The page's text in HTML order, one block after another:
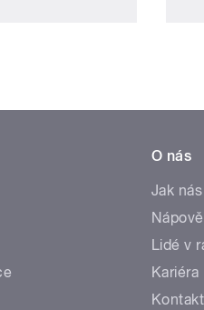
O nás
Jak
Lidé v
Kariéra
Kontakt